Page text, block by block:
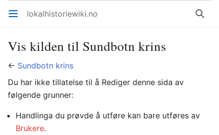
Åpne hovedmenyen lokalhistoriewiki.no Søk
Vis kilden til Sundbotn krins
← Sundbotn krins
Du har ikke tillatelse til å Rediger denne sida av
følgende grunner:
Handlinga du prøvde å utføre kan bare utføres av
Brukere.